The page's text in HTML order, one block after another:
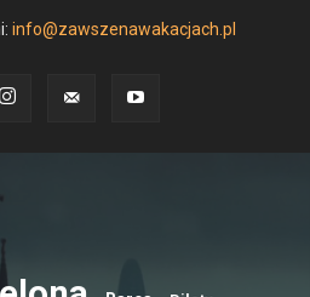
info@zawszenawakacjach.pl